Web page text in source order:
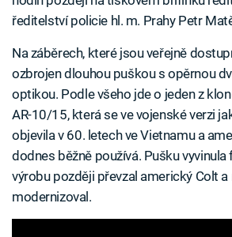
ředitelství policie hl. m. Prahy Petr
Na záběrech, které jsou veřejně
ozbrojen dlouhou puškou s opěrnou
optikou. Podle všeho jde o jeden z
AR-10/15, která se ve vojenské verzi
objevila v 60. letech ve Vietnamu a
dodnes běžně používá. Pušku
výrobu později převzal americký Colt
modernizoval.